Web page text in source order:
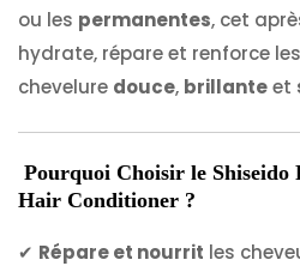
ou les permanentes, cet
hydrate, répare et renforce
chevelure douce, brillanteet
Pourquoi Choisir le Shiseido
Hair Conditioner ?
✔ Répare et nourrit les